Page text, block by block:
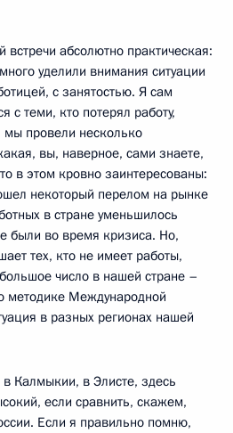
встречи абсолютно практическая:
уделили внимания ситуации
с занятостью. Я сам
с теми, кто потерял работу,
мы провели несколько
вы, наверное, сами знаете,
в этом кровно заинтересованы:
некоторый перелом на рынке
в стране уменьшилось
были во время кризиса. Но,
тех, кто не имеет работы,
число в нашей стране –
методике Международной
в разных регионах нашей
в Калмыкии, в Элисте, здесь
если сравнить, скажем,
Если я правильно помню,